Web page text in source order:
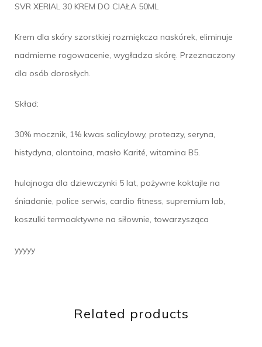
SVR XERIAL 30 KREM DO CIAŁA 50ML
Krem dla skóry szorstkiej rozmiękcza naskórek, eliminuje
nadmierne rogowacenie, wygładza skórę. Przeznaczony
dla osób dorosłych.
Skład:
30% mocznik, 1% kwas salicylowy, proteazy, seryna,
histydyna, alantoina, masło Karité, witamina B5.
hulajnoga dla dziewczynki 5 lat, pożywne koktajle na
śniadanie, police serwis, cardio fitness, supremium lab,
koszulki termoaktywne na siłownie, towarzysząca
yyyyy
Related products